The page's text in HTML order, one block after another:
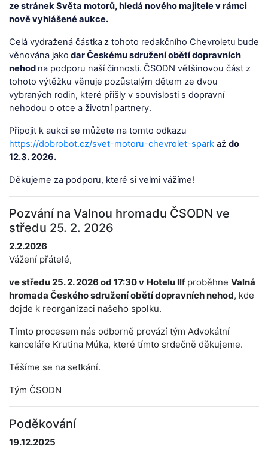
ze stránek Světa motorů, hledá nového majitele v rámci
nově vyhlášené aukce.
Celá vydražená částkaz tohoto redakčního Chevroletu bude
věnována jako dar Českému sdružení obětí dopravních
nehod na podporu naší činnosti. ČSODN většinovou část z
tohoto výtěžku věnuje pozůstalým dětem ze dvou
vybraných rodin, které přišly v souvislosti s dopravní
nehodou o otce a životní partnery.
Připojit k aukci se můžete na tomto odkazu
https://dobrobot.cz/svet-motoru-chevrolet-spark až do
12.3. 2026.
Děkujeme za podporu, které si velmi vážíme!
Pozvání na Valnou hromadu ČSODN ve
středu 25. 2. 2026
2.2.2026
Vážení přátelé,
ve středu 25. 2. 2026 od 17:30 v Hotelu Ilf proběhne Valná
hromada Českého sdružení obětí dopravních nehod, kde
dojde k reorganizaci našeho spolku.
Tímto procesem nás odborně provází tým Advokátní
kanceláře Krutina Múka, které tímto srdečně děkujeme.
Těšíme se na setkání.
Tým ČSODN
Poděkování
19.12.2025